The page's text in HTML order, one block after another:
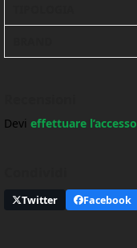
Devi effettuare l’accesso
Twitter Facebook